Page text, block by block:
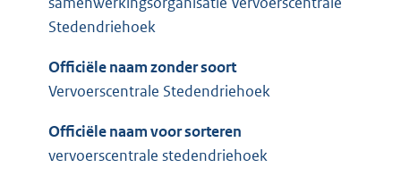
Stedendriehoek
Officiële naam zonder soort
Vervoerscentrale Stedendriehoek
Officiële naam voor sorteren
vervoerscentrale stedendriehoek